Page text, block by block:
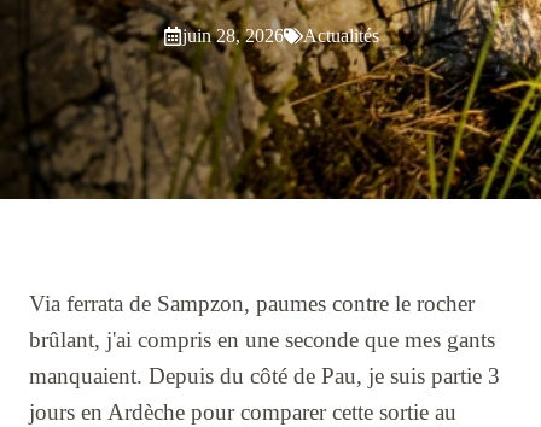
juin 28, 2026 Actualités
Via ferrata de Sampzon, paumes contre le rocher
brûlant, j'ai compris en une seconde que mes gants
manquaient. Depuis du côté de Pau, je suis partie 3
jours en Ardèche pour comparer cette sortie au